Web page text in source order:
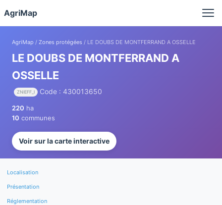
AgriMap
AgriMap / Zones protégées / LE DOUBS DE MONTFERRAND A OSSELLE
LE DOUBS DE MONTFERRAND A
OSSELLE
ZNIEFF_I Code : 430013650
220 ha
10 communes
Voir sur la carte interactive
Localisation
Présentation
Réglementation